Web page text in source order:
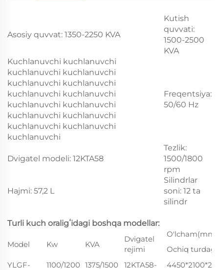
Asosiy quvvat: 1350-2250 KVA
Kutish
quvvati:
1500-2500
KVA
Kuchlanuvchi kuchlanuvchi
kuchlanuvchi kuchlanuvchi
kuchlanuvchi kuchlanuvchi
kuchlanuvchi kuchlanuvchi
kuchlanuvchi kuchlanuvchi
kuchlanuvchi kuchlanuvchi
kuchlanuvchi kuchlanuvchi
kuchlanuvchi
Freqentsiya:
50/60 Hz
Dvigatel modeli: 12KTA58
Tezlik:
1500/1800
rpm
Hajmi: 57,2 L
Silindrlar
soni: 12 ta
silindr
Turli kuch oraligʻidagi boshqa modellar:
Model Kw KVA
Dvigatel
rejimi
O'lcham(mm)
Ochiq turdagi
YLGF-
1100/1200 1375/1500
12KTA58-